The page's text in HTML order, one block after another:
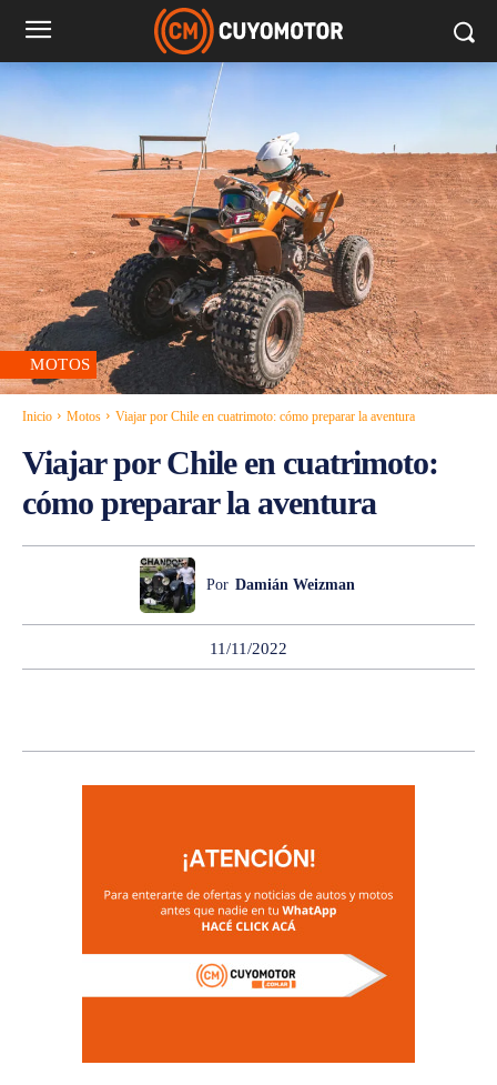
MOTOS
Inicio Motos Viajar por Chile en cuatrimoto: cómo preparar la aventura
Viajar por Chile en cuatrimoto:
cómo preparar la aventura
Por Damián Weizman
11/11/2022